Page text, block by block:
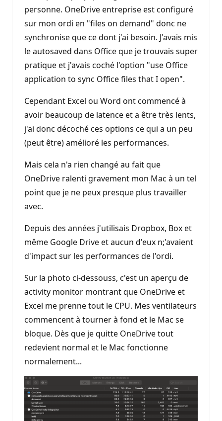
personne. OneDrive entreprise est configuré
sur mon ordi en "files on demand" donc ne
synchronise que ce dont j'ai besoin. J'avais mis
le autosaved dans Office que je trouvais super
pratique et j'avais coché l'option "use Office
application to sync Office files that I open".
Cependant Excel ou Word ont commencé à
avoir beaucoup de latence et a être très lents,
j'ai donc décoché ces options ce qui a un peu
(peut être) amélioré les performances.
Mais cela n'a rien changé au fait que
OneDrive ralenti gravement mon Mac à un tel
point que je ne peux presque plus travailler
avec.
Depuis des années j'utilisais Dropbox, Box et
même Google Drive et aucun d'eux n;'avaient
d'impact sur les performances de l'ordi.
Sur la photo ci-dessouss, c'est un aperçu de
activity monitor montrant que OneDrive et
Excel me prenne tout le CPU. Mes ventilateurs
commencent à tourner à fond et le Mac se
bloque. Dès que je quitte OneDrive tout
redevient normal et le Mac fonctionne
normalement...